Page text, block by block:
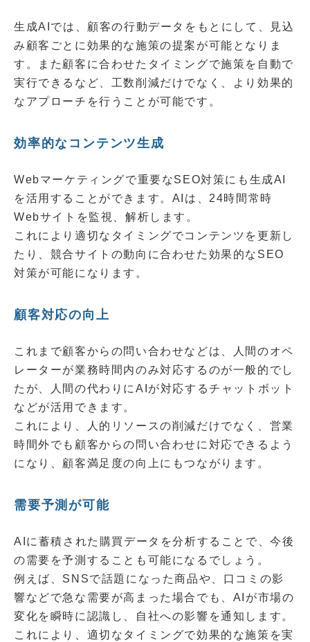
生成AIでは、顧客の行動データをもとにして、見込
み顧客ごとに効果的な施策の提案が可能となりま
す。また顧客に合わせたタイミングで施策を自動で
実行できるなど、工数削減だけでなく、より効果的
なアプローチを行うことが可能です。
効率的なコンテンツ生成
Webマーケティングで重要なSEO対策にも生成AI
を活用することができます。AIは、24時間常時
Webサイトを監視、解析します。
これにより適切なタイミングでコンテンツを更新し
たり、競合サイトの動向に合わせた効果的なSEO
対策が可能になります。
顧客対応の向上
これまで顧客からの問い合わせなどは、人間のオペ
レーターが業務時間内のみ対応するのが一般的でし
たが、人間の代わりにAIが対応するチャットボット
などが活用できます。
これにより、人的リソースの削減だけでなく、営業
時間外でも顧客からの問い合わせに対応できるよう
になり、顧客満足度の向上にもつながります。
需要予測が可能
AIに蓄積された購買データを分析することで、今後
の需要を予測することも可能になるでしょう。
例えば、SNSで話題になった商品や、口コミの影
響などで急な需要が高まった場合でも、AIが市場の
変化を瞬時に認識し、自社への影響を通知します。
これにより、適切なタイミングで効果的な施策を実